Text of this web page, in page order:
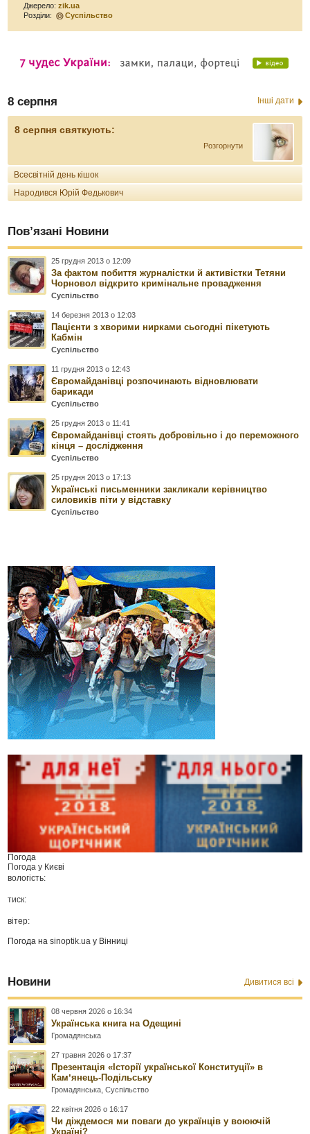
Джерело:zik.ua
Розділи:
Суспільство
8 серпня Інші дати
8 серпня святкують:
Розгорнути
Всесвітній день кішок
Народився Юрій Федькович
Пов’язані Новини
25 грудня 2013 о 12:09
За фактом побиття журналістки й активістки Тетяни
Чорновол відкрито кримінальне провадження
Суспільство
14 березня 2013 о 12:03
Пацієнти з хворими нирками сьогодні пікетують
Кабмін
Суспільство
11 грудня 2013 о 12:43
Євромайданівці розпочинають відновлювати
барикади
Суспільство
25 грудня 2013 о 11:41
Євромайданівці стоять добровільно і до переможного
кінця – дослідження
Суспільство
25 грудня 2013 о 17:13
Українські письменники закликали керівництво
силовиків піти у відставку
Суспільство
Погода
Погода у Києві
вологість:
тиск:
вітер:
Погода наsinoptik.ua у Вінниці
Новини Дивитися всі
08 червня 2026 о 16:34
Українська книга на Одещині
Громадянська
27 травня 2026 о 17:37
Презентація «Історії української Конституції» в
Камʼянець-Подільську
Громадянська ,Суспільство
22 квітня 2026 о 16:17
Чи діждемося ми поваги до українців у воюючій
Україні?